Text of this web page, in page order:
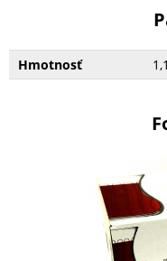
Hmotnosť